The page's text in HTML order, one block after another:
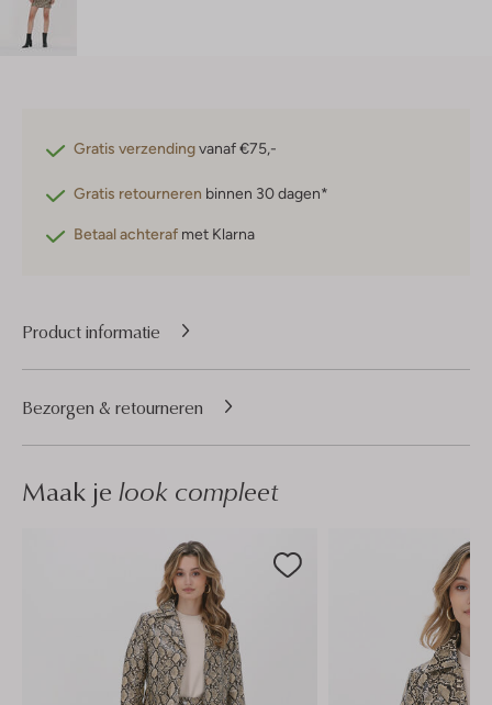
Gratis verzendingvanaf €75,-
Gratis retourneren binnen 30 dagen*
Betaal achteraf met Klarna
Product informatie
Bezorgen & retourneren
Maak je look compleet